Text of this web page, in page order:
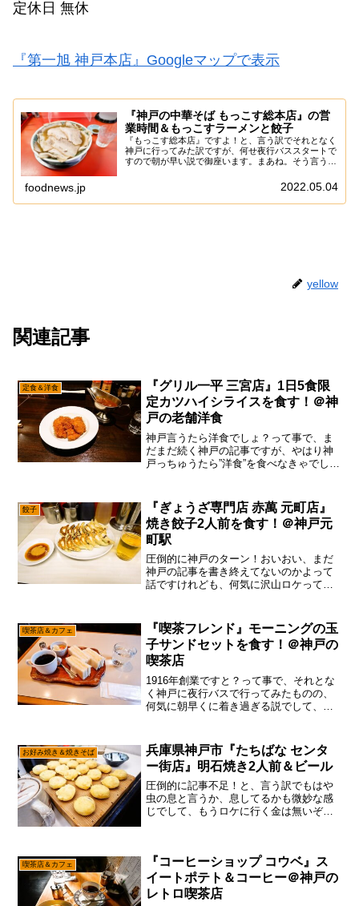
定休日 無休
『第一旭 神戸本店』Googleマップで表示
『神戸の中華そば もっこす総本店』の営
業時間＆もっこすラーメンと餃子
『もっこす総本店』ですよ！と、言う訳でそれとなく
神戸に行ってみた訳ですが、何せ夜行バススタートで
すので朝が早い説で御座います。まあね。そう言う時
ンクッション入れて行動すれば良いのですが、あえ
foodnews.jp 2022.05.04
yellow
関連記事
定食＆洋食
『グリル一平 三宮店』1日5食限
定カツハイシライスを食す！＠神
戸の老舗洋食
神戸言うたら洋食でしょ？って事で、ま
だまだ続く神戸の記事ですが、やはり神
戸っちゅうたら”洋食”を食べなきゃでし
～って雰囲気ですが、実は神戸ら辺はイ
ケてる洋食屋さん...
餃子
『ぎょうざ専門店 赤萬 元町店』
焼き餃子2人前を食す！＠神戸元
町駅
圧倒的に神戸のターン！おいおい、まだ
神戸の記事を書き終えてないのかよって
話ですけれども、何気に沢山ロケって来
っちゅう話ですけれども、何かしらのタ
イミングで神戸に行く事も...
喫茶店＆カフェ
『喫茶フレンド』モーニングの玉
子サンドセットを食す！＠神戸の
喫茶店
1916年創業ですと？って事で、それとな
く神戸に夜行バスで行ってみたものの、
何気に朝早くに着き過ぎる説でして、と
でモーニングを食べてからのNOWです
が、あえて言おう！「...
お好み焼き＆焼きそば
兵庫県神戸市『たちばな センタ
ー街店』明石焼き2人前＆ビール
圧倒的に記事不足！と、言う訳でもはや
虫の息と言うか、息してるかも微妙な感
じでして、もうロケに行く金は無いぞ～
化するとか、完全無...
喫茶店＆カフェ
『コーヒーショップ コウベ』ス
イートポテト＆コーヒー＠神戸の
レトロ喫茶店